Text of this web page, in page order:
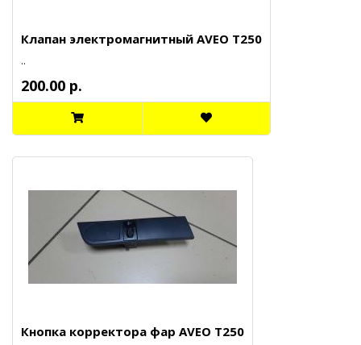
Клапан электромагнитный AVEO T250
..
200.00 р.
Кнопка корректора фар AVEO T250